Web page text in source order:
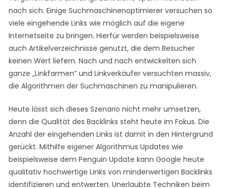
nach sich. Einige Suchmaschinenoptimierer versuchen so
viele eingehende Links wie möglich auf die eigene
Internetseite zu bringen. Hierfür werden beispielsweise
auch Artikelverzeichnisse genutzt, die dem Besucher
keinen Wert liefern. Nach und nach entwickelten sich
ganze „Linkfarmen“ und Linkverkäufer versuchten massiv,
die Algorithmen der Suchmaschinen zu manipulieren.
Heute lässt sich dieses Szenario nicht mehr umsetzen,
denn die Qualität des Backlinks steht heute im Fokus. Die
Anzahl der eingehenden Links ist damit in den Hintergrund
gerückt. Mithilfe eigener Algorithmus Updates wie
beispielsweise dem Penguin Update kann Google heute
qualitativ hochwertige Links von minderwertigen Backlinks
identifizieren und entwerten. Unerlaubte Techniken beim